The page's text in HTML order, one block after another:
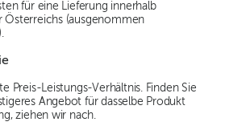
für eine Lieferung innerhalb
Österreichs (ausgenommen
Preis-Leistungs-Verhältnis. Finden Sie
Angebot für dasselbe Produkt
ziehen wir nach.